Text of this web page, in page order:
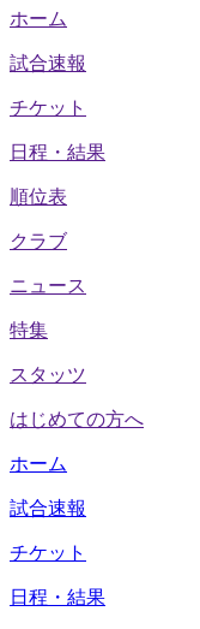
ホーム
試合速報
チケット
日程・結果
順位表
クラブ
ニュース
特集
スタッツ
はじめての方へ
ホーム
試合速報
チケット
日程・結果